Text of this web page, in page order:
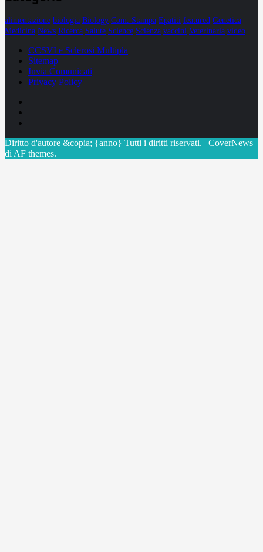
alimentazione biologia Biology Com. Stampa Epatiti featured Genetica
Medicina News Ricerca Salute Science Scienza vaccini Veterinaria video
CCSVI e Sclerosi Multipla
Sitemap
Invia Comunicati
Privacy Policy
Diritto d'autore &copia; {anno} Tutti i diritti riservati. | CoverNews
di AF themes.